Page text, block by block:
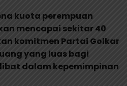
kuota perempuan
mencapai sekitar 40
komitmen Partai Golkar
yang luas bagi
dalam kepemimpinan